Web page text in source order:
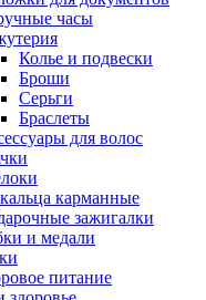
часы
Колье и подвески
Броши
Серьги
Браслеты
для волос
карманные
зажигалки
и медали
питание